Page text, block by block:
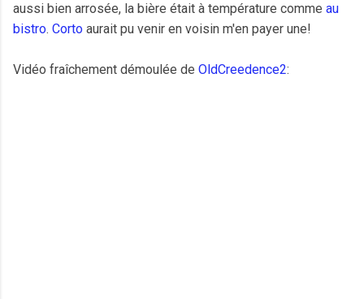
aussi bien arrosée, la bière était à température comme au
bistro. Corto aurait pu venir en voisin m'en payer une!
Vidéo fraîchement démoulée de OldCreedence2: